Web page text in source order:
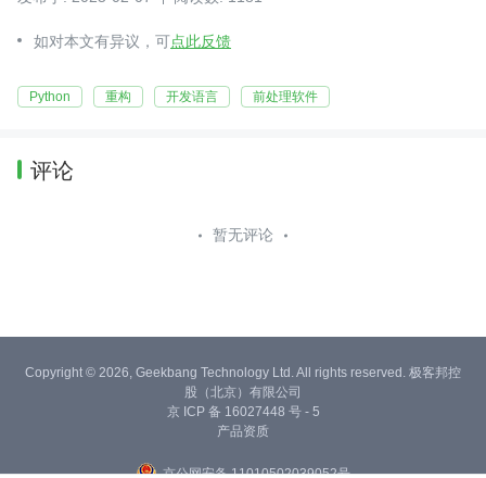
如对本文有异议，可点此反馈
Python 重构 开发语言 前处理软件
评论
暂无评论
Copyright © 2026, Geekbang Technology Ltd. All rights reserved. 极客邦控
股（北京）有限公司
京 ICP 备 16027448 号 - 5
产品资质
京公网安备 11010502039052号